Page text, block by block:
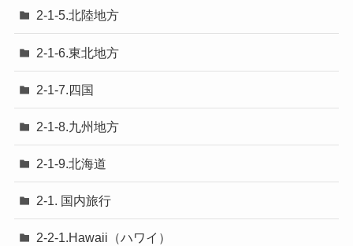
2-1-5.北陸地方
2-1-6.東北地方
2-1-7.四国
2-1-8.九州地方
2-1-9.北海道
2-1. 国内旅行
2-2-1.Hawaii（ハワイ）